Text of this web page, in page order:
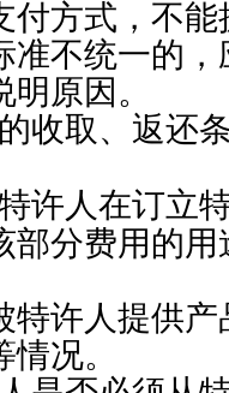
付方式，不
准不统一的
原因。
收取、返还
许人在订立
部分费用的
许人提供产
况。